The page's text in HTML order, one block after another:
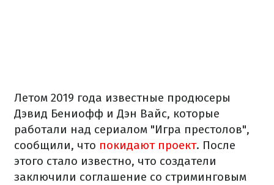
Летом 2019 года известные продюсеры
Дэвид Бениофф и Дэн Вайс, которые
работали над сериалом "Игра престолов",
сообщили, что покидают проект. После
этого стало известно, что создатели
заключили соглашение со стриминговым